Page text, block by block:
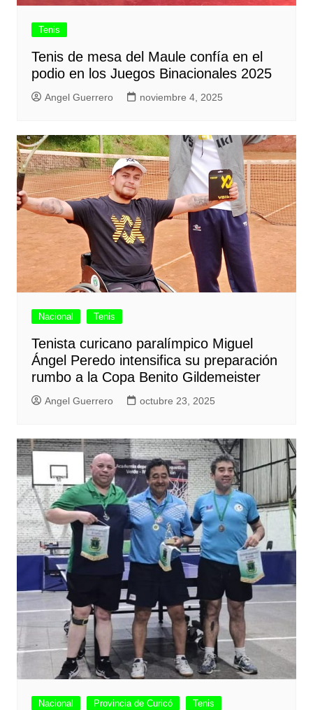
Tenis
Tenis de mesa del Maule confía en el
podio en los Juegos Binacionales 2025
Angel Guerrero noviembre 4, 2025
Nacional Tenis
Tenista curicano paralímpico Miguel
Ángel Peredo intensifica su preparación
rumbo a la Copa Benito Gildemeister
Angel Guerrero octubre 23, 2025
Nacional Provincia de Curicó Tenis